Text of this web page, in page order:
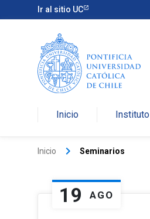
Ir al sitio UC
Inicio Instituto
Inicio keyboard_arrow_right Seminarios
19 AGO